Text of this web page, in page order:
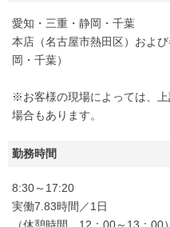
愛知・三重・静岡・千葉
本店（名古屋市熱田区）およ
岡・千葉）
※お客様の現場によっては、
場合もあります。
勤務時間
8:30～17:20
実働7.83時間／1日
（休憩時間 12：00～13：00）